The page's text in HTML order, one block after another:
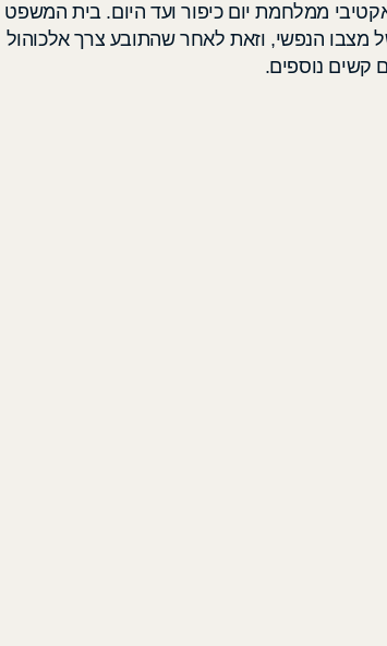
ממלחמת יום כיפור ועד היום. בית המשפט
הנפשי, וזאת לאחר שהתובע צרך אלכוהול
קשים נוספים.